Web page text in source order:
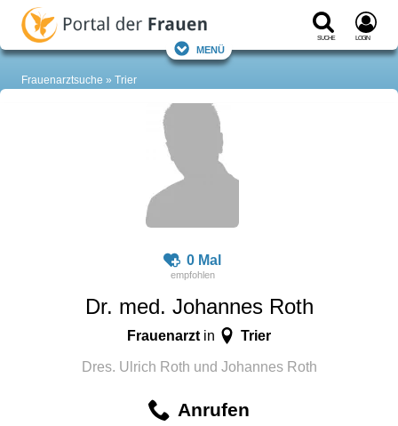
Suche Login
Menü
Frauenarztsuche Trier
0 Mal
Dr. med. Johannes Roth
Frauenarztin Trier
Dres. Ulrich Roth und Johannes Roth
Anrufen